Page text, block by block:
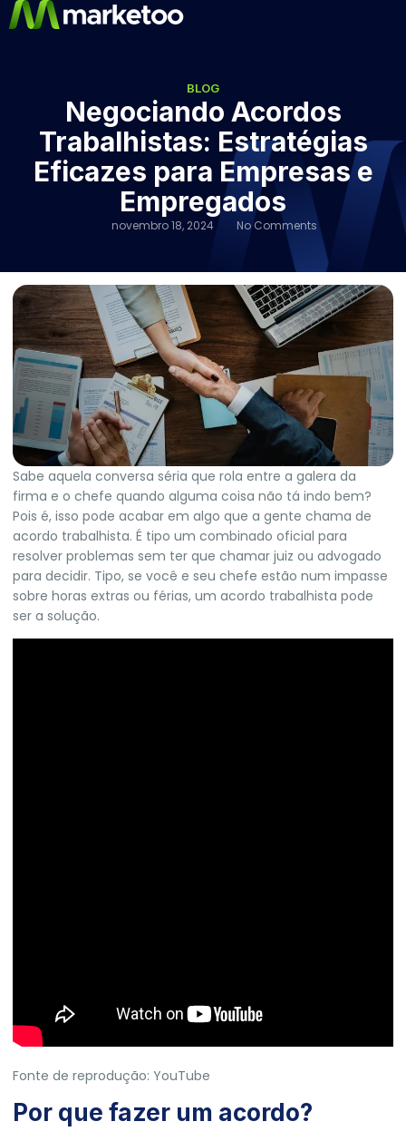
BLOG
Negociando Acordos
Trabalhistas: Estratégias
Eficazes para Empresas e
Empregados
novembro 18, 2024 No Comments
Sabe aquela conversa séria que rola entre a galera da
firma e o chefe quando alguma coisa não tá indo bem?
Pois é, isso pode acabar em algo que a gente chama de
acordo trabalhista. É tipo um combinado oficial para
resolver problemas sem ter que chamar juiz ou advogado
para decidir. Tipo, se você e seu chefe estão num impasse
sobre horas extras ou férias, um acordo trabalhista pode
ser a solução.
Fonte de reprodução: YouTube
Por que fazer um acordo?